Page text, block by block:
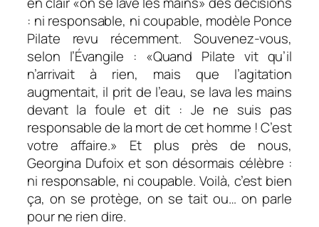
: ni responsable, ni coupable, modèle Ponce
Pilate revu récemment. Souvenez-vous,
selon l’Évangile : «Quand Pilate vit qu’il
n’arrivait à rien, mais que l’agitation
augmentait, il prit de l’eau, se lava les mains
devant la foule et dit : Je ne suis pas
responsable de la mort de cet homme ! C’est
votre affaire.» Et plus près de nous,
Georgina Dufoix et son désormais célèbre :
ni responsable, ni coupable. Voilà, c’est bien
ça, on se protège, on se tait ou… on parle
pour ne rien dire.